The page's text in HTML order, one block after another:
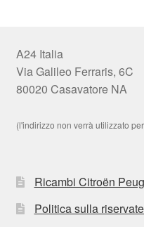
A24 Italia
Via Galileo Ferraris, 6C
80020 Casavatore NA
(l'indirizzo non verrà utilizzato
Ricambi Citroën
Politica sulla